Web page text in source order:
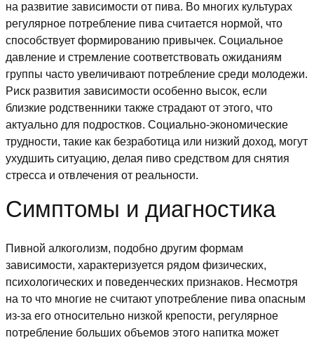
на развитие зависимости от пива. Во многих культурах
регулярное потребление пива считается нормой, что
способствует формированию привычек. Социальное
давление и стремление соответствовать ожиданиям
группы часто увеличивают потребление среди молодежи.
Риск развития зависимости особенно высок, если
близкие родственники также страдают от этого, что
актуально для подростков. Социально-экономические
трудности, такие как безработица или низкий доход, могут
ухудшить ситуацию, делая пиво средством для снятия
стресса и отвлечения от реальности.
Симптомы и диагностика
Пивной алкоголизм, подобно другим формам
зависимости, характеризуется рядом физических,
психологических и поведенческих признаков. Несмотря
на то что многие не считают употребление пива опасным
из-за его относительно низкой крепости, регулярное
потребление больших объемов этого напитка может